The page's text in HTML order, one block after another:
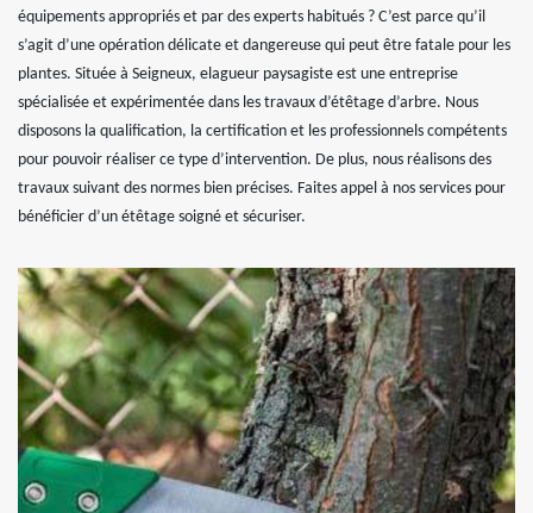
équipements appropriés et par des experts habitués ? C’est parce qu’il
s’agit d’une opération délicate et dangereuse qui peut être fatale pour les
plantes. Située à Seigneux, elagueur paysagiste est une entreprise
spécialisée et expérimentée dans les travaux d’étêtage d’arbre. Nous
disposons la qualification, la certification et les professionnels compétents
pour pouvoir réaliser ce type d’intervention. De plus, nous réalisons des
travaux suivant des normes bien précises. Faites appel à nos services pour
bénéficier d’un étêtage soigné et sécuriser.